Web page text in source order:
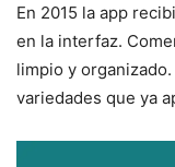
En 2015 la app
en la interfaz.
limpio y
variedades que ya